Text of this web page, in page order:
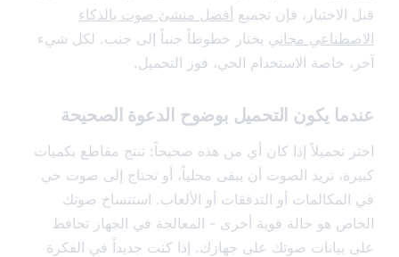
فإن تجميعأفضل منشئ صوت بالذكاء
مجانييختار خطوطاً جنباً إلى جنب. لكل شيء
خاصة الاستخدام الحي، فوز التحميل.
يكون التحميل بوضوح الدعوة الصحيحة
تحميلاً إذا كان أي من هذه صحيحاً: تنتج مقاطع بكميات
تريد الصوت أن يبقى محلياً، أو تحتاج إلى صوت حي
أو التدفقات أو الألعاب. استنساخ صوتك
هو حالة قوية أخرى - المعالجة في الجهاز تحافظ
صوتك على جهازك. إذا كنت جديداً في الفكرة